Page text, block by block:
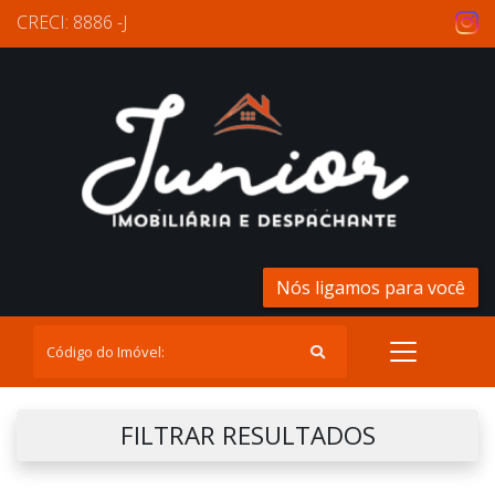
CRECI: 8886 -J
Nós ligamos para você
FILTRAR RESULTADOS